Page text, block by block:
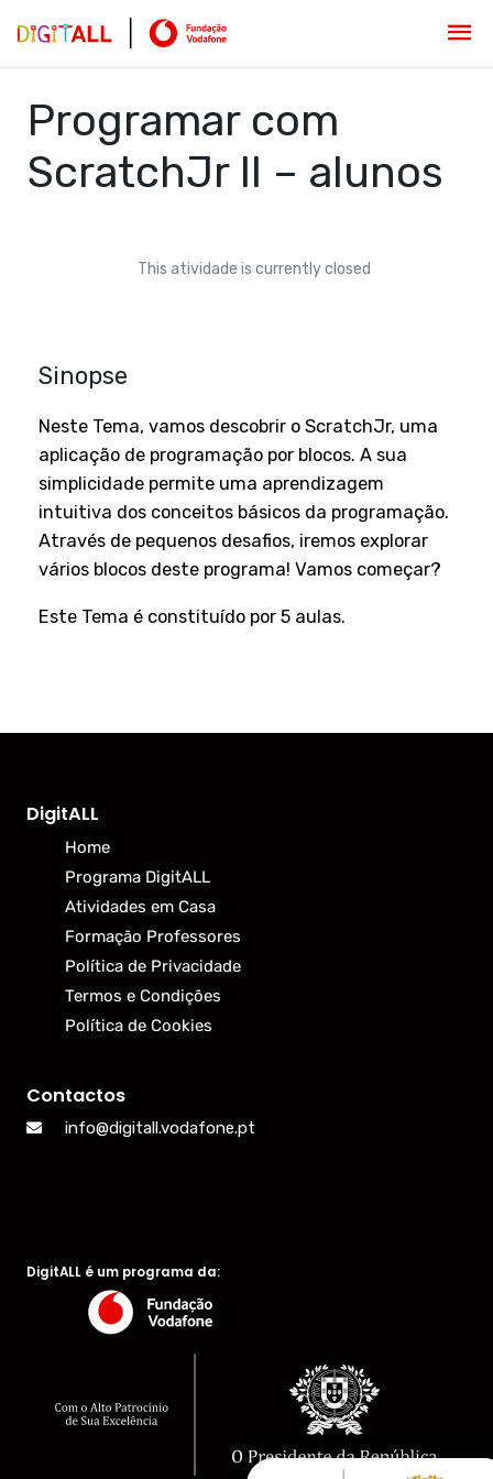
Programar com
ScratchJr II – alunos
This atividade is currently closed
Sinopse
Neste Tema, vamos descobrir o ScratchJr, uma
aplicação de programação por blocos. A sua
simplicidade permite uma aprendizagem
intuitiva dos conceitos básicos da programação.
Através de pequenos desafios, iremos explorar
vários blocos deste programa! Vamos começar?
Este Tema é constituído por 5 aulas.
DigitALL
Home
Programa DigitALL
Atividades em Casa
Formação Professores
Política de Privacidade
Termos e Condições
Política de Cookies
Contactos
info@digitall.vodafone.pt
DigitALL é um programa da: